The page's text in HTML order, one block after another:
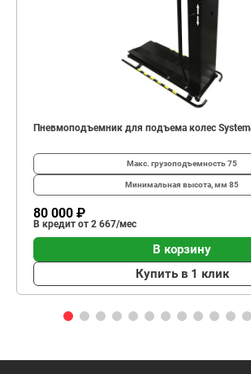
Пневмоподъемник для подъема колес
Макс. грузоподъемность75
Минимальная высота, мм 85
80 000 ₽
В кредит от 2 667/мес
В корзину
Купить в 1 клик